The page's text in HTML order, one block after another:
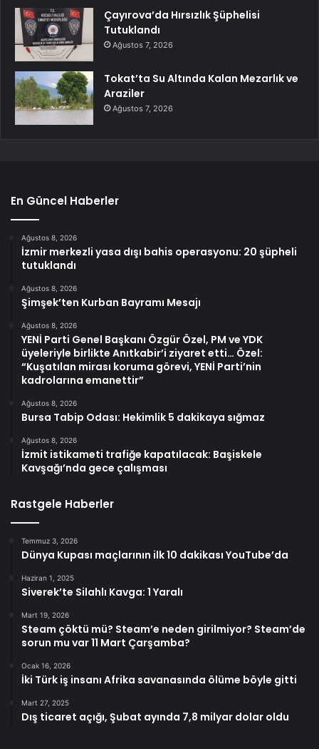
Çayırova’da Hırsızlık Şüphelisi
Tutuklandı
Ağustos 7, 2026
Tokat’ta Su Altında Kalan Mezarlık ve
Araziler
Ağustos 7, 2026
En Güncel Haberler
Ağustos 8, 2026
İzmir merkezli yasa dışı bahis operasyonu: 20 şüpheli
tutuklandı
Ağustos 8, 2026
Şimşek’ten Kurban Bayramı Mesajı
Ağustos 8, 2026
YENİ Parti Genel Başkanı Özgür Özel, PM ve YDK
üyeleriyle birlikte Anıtkabir’i ziyaret etti… Özel:
“Kuşatılan mirası koruma görevi, YENİ Parti’nin
kadrolarına emanettir”
Ağustos 8, 2026
Bursa Tabip Odası: Hekimlik 5 dakikaya sığmaz
Ağustos 8, 2026
İzmit istikameti trafiğe kapatılacak: Başiskele
Kavşağı’nda gece çalışması
Rastgele Haberler
Temmuz 3, 2026
Dünya Kupası maçlarının ilk 10 dakikası YouTube’da
Haziran 1, 2025
Siverek’te Silahlı Kavga: 1 Yaralı
Mart 19, 2026
Steam çöktü mü? Steam’e neden girilmiyor? Steam’de
sorun mu var 11 Mart Çarşamba?
Ocak 16, 2026
İki Türk iş insanı Afrika savanasında ölüme böyle gitti
Mart 27, 2025
Dış ticaret açığı, Şubat ayında 7,8 milyar dolar oldu